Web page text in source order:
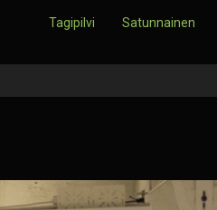
Tagipilvi Satunnainen